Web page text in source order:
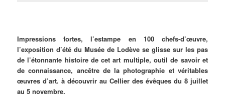
Impressions fortes, l’estampe en 100 chefs-d’œuvre,
l’exposition d’été du Musée de Lodève se glisse sur les pas
de l’étonnante histoire de cet art multiple, outil de savoir et
de connaissance, ancêtre de la photographie et véritables
œuvres d’art. à découvrir au Cellier des évêques du 8 juillet
au 5 novembre.